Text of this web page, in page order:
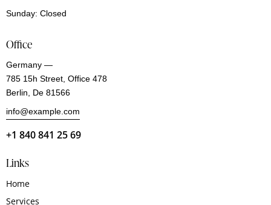
Sunday: Closed
Office
Germany —
785 15h Street, Office 478
Berlin, De 81566
info@example.com
+1 840 841 25 69
Links
Home
Services